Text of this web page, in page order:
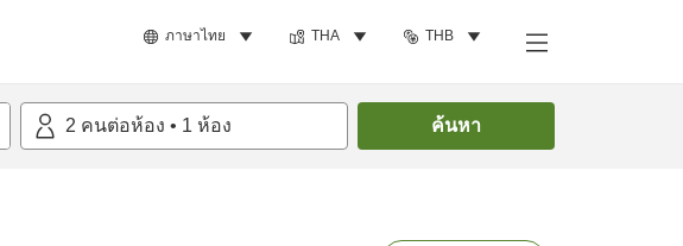
ภาษาไทย THA THB
2 คนต่อห้อง • 1 ห้อง ค้นหา